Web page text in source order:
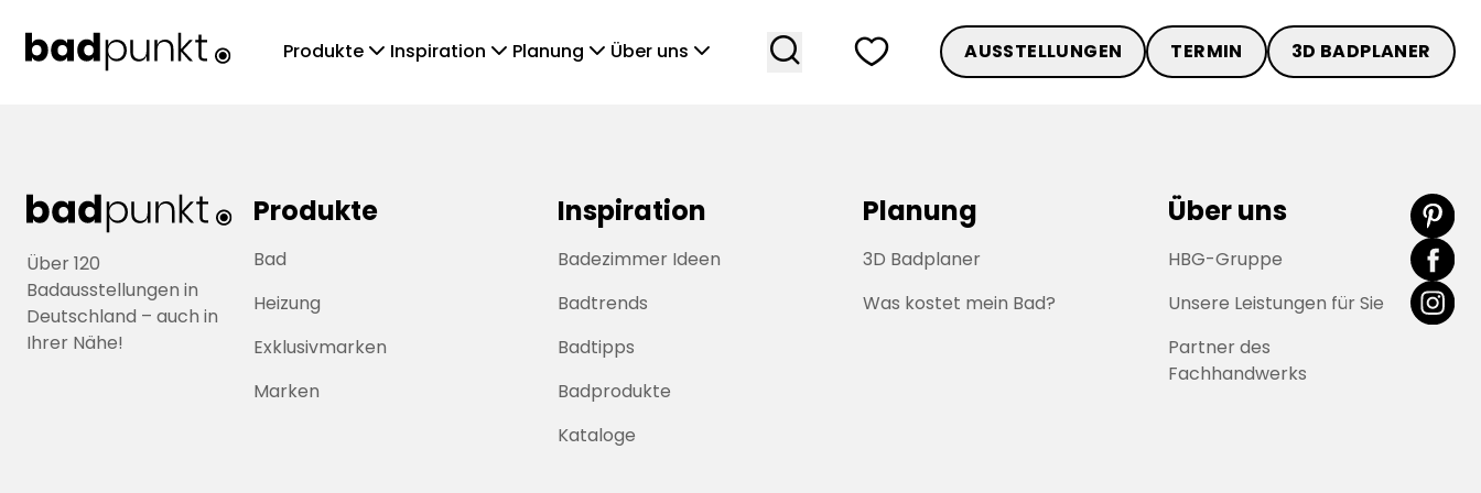
Produkte chevronDown Inspiration chevronDown Planung chevronDown Über uns chevronDown search heart AUSSTELLUNGEN TERMIN 3D BADPLANER
Über 120
Badausstellungen in
Deutschland – auch in
Ihrer Nähe!
Produkte
Bad
Heizung
Exklusivmarken
Marken
Inspiration
Badezimmer Ideen
Badtrends
Badtipps
Badprodukte
Kataloge
Planung
3D Badplaner
Was kostet mein Bad?
Über uns
HBG-Gruppe
Unsere Leistungen für Sie
Partner des
Fachhandwerks